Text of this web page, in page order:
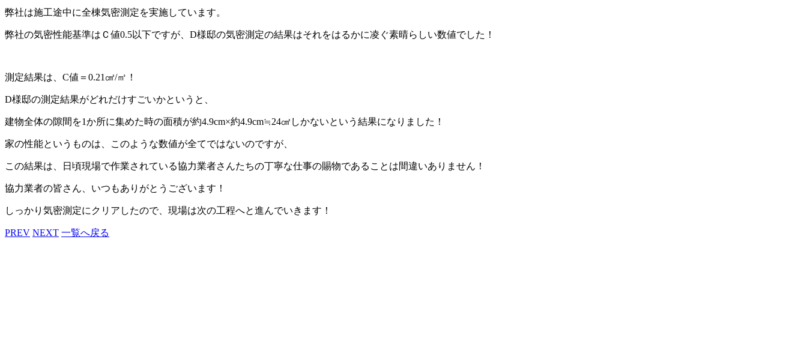
弊社は施工途中に全棟気密測定を実施しています。
弊社の気密性能基準はＣ値0.5以下ですが、D様邸の気密測定の結果はそれをはるかに凌ぐ素晴らしい数値でした！
測定結果は、C値＝0.21㎠/㎡！
D様邸の測定結果がどれだけすごいかというと、
建物全体の隙間を1か所に集めた時の面積が約4.9cm×約4.9cm≒24㎠しかないという結果になりました！
家の性能というものは、このような数値が全てではないのですが、
この結果は、日頃現場で作業されている協力業者さんたちの丁寧な仕事の賜物であることは間違いありません！
協力業者の皆さん、いつもありがとうございます！
しっかり気密測定にクリアしたので、現場は次の工程へと進んでいきます！
PREV NEXT 一覧へ戻る